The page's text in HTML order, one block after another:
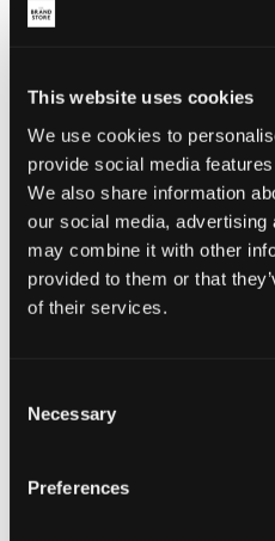
This website uses cookies
We use cookies to
provide social media
We also share information
our social media,
may combine it with other
provided to them or that
of their services.
Selection
Necessary
Preferences
479,20 kr
GANT